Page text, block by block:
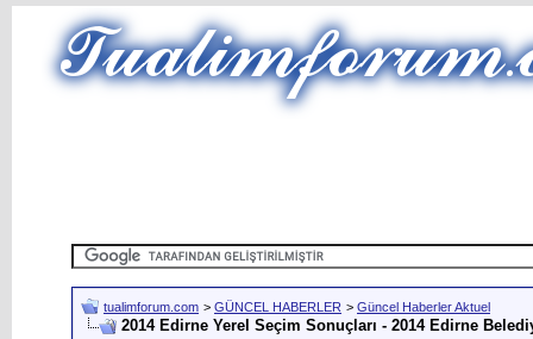
tualimforum.com > GÜNCEL HABERLER > Güncel Haberler Aktuel
2014 Edirne Yerel Seçim Sonuçları - 2014 Edirne